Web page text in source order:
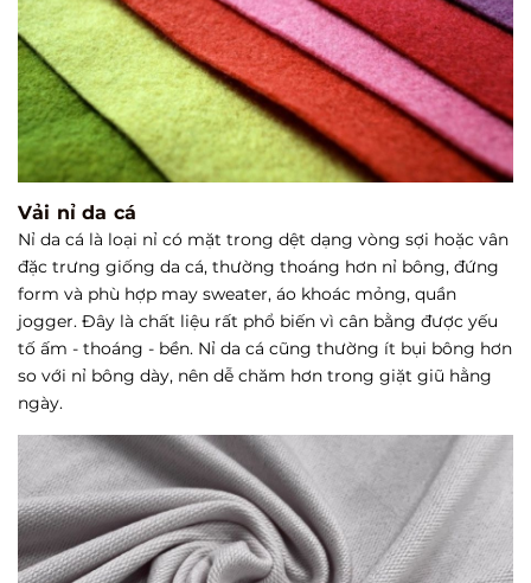
Vải nỉ da cá
Nỉ da cá là loại nỉ có mặt trong dệt dạng vòng sợi hoặc vân
đặc trưng giống da cá, thường thoáng hơn nỉ bông, đứng
form và phù hợp may sweater, áo khoác mỏng, quần
jogger. Đây là chất liệu rất phổ biến vì cân bằng được yếu
tố ấm - thoáng - bền. Nỉ da cá cũng thường ít bụi bông hơn
so với nỉ bông dày, nên dễ chăm hơn trong giặt giũ hằng
ngày.